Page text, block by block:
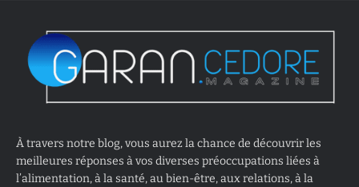
À travers notre blog, vous aurez la chance de découvrir les
meilleures réponses à vos diverses préoccupations liées à
l’alimentation, à la santé, au bien-être, aux relations, à la